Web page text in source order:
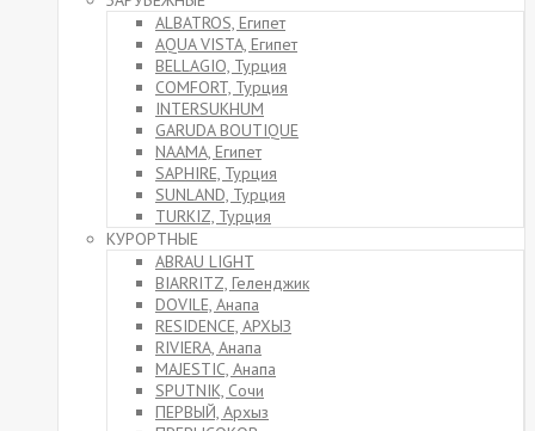
ALBATROS, Египет
AQUA VISTA, Египет
BELLAGIO, Турция
COMFORT, Турция
INTERSUKHUM
GARUDA BOUTIQUE
NAAMA, Египет
SAPHIRE, Турция
SUNLAND, Турция
TURKIZ, Турция
КУРОРТНЫЕ
ABRAU LIGHT
BIARRITZ, Геленджик
DOVILE, Анапа
RESIDENCE, АРХЫЗ
RIVIERA, Анапа
MAJESTIC, Анапа
SPUTNIK, Сочи
ПЕРВЫЙ, Архыз